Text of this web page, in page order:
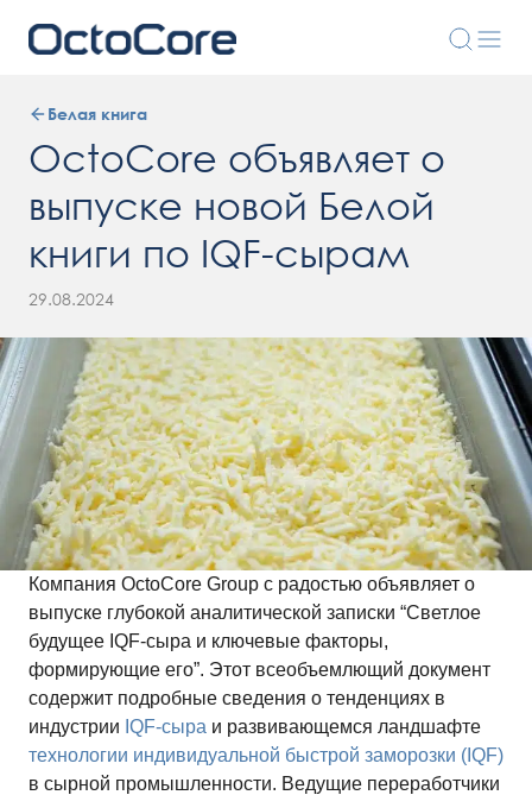
Белая книга
OctoCore объявляет о
выпуске новой Белой
книги по IQF-сырам
29.08.2024
Компания OctoCore Group с радостью объявляет о
выпуске глубокой аналитической записки “Светлое
будущее IQF-сыра и ключевые факторы,
формирующие его”. Этот всеобъемлющий документ
содержит подробные сведения о тенденциях в
индустрии IQF-сыра и развивающемся ландшафте
технологии индивидуальной быстрой заморозки (IQF)
в сырной промышленности. Ведущие переработчики